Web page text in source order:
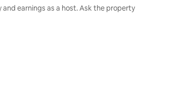
earnings as a host. Ask the property